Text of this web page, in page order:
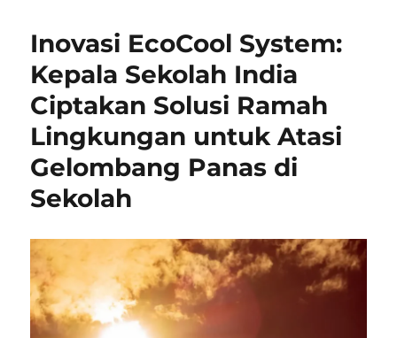
Inovasi EcoCool System:
Kepala Sekolah India
Ciptakan Solusi Ramah
Lingkungan untuk Atasi
Gelombang Panas di
Sekolah